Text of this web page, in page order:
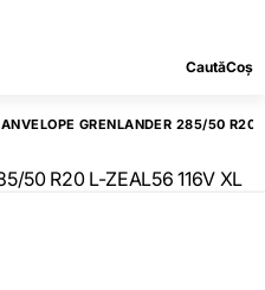
CautăCoș
ANVELOPE GRENLANDER 285/50 R20